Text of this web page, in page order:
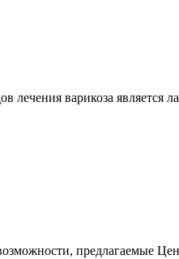
варикоза является
предлагаемые